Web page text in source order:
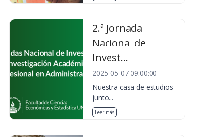
2.ª Jornada
Nacional de
Invest...
2025-05-07 09:00:00
Nuestra casa de estudios
junto...
Leer más